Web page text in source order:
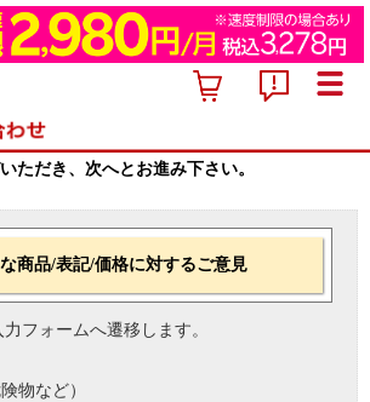
ただき、次へとお進み下さい。
商品/表記/価格に対するご意見
力フォームへ遷移します。
物など）